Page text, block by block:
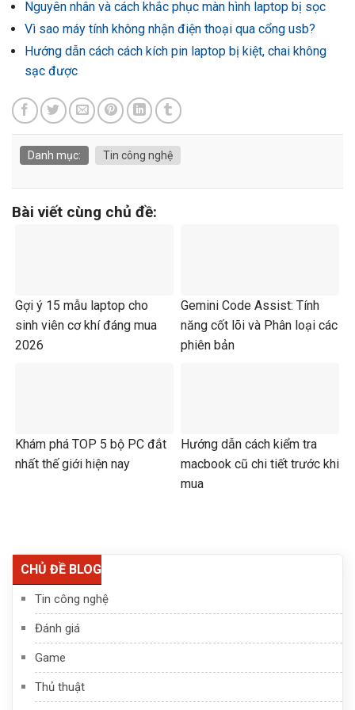
CHỦ ĐỀ BLOG
Tin công nghệ
Đánh giá
Game
Thủ thuật
Nguyên nhân và cách khắc phục màn hình laptop bị sọc
Vì sao máy tính không nhận điện thoại qua cổng usb?
Hướng dẫn cách cách kích pin laptop bị kiệt, chai không
sạc được
Danh mục: Tin công nghệ
Bài viết cùng chủ đề:
Gợi ý 15 mẫu laptop cho
sinh viên cơ khí đáng mua
2026
Gemini Code Assist: Tính
năng cốt lõi và Phân loại các
phiên bản
Khám phá TOP 5 bộ PC đắt
nhất thế giới hiện nay
Hướng dẫn cách kiểm tra
macbook cũ chi tiết trước khi
mua